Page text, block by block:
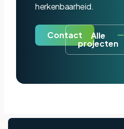
herkenbaarheid.
Contact Alle
projecten